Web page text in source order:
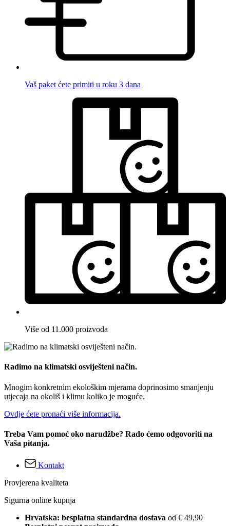
Vaš paket ćete primiti u roku 3 dana
Više od 11.000 proizvoda
Radimo na klimatski osviješteni način.
Mnogim konkretnim ekološkim mjerama doprinosimo smanjenju
utjecaja na okoliš i klimu koliko je moguće.
Ovdje ćete pronaći više informacija.
Treba Vam pomoć oko narudžbe? Rado ćemo odgovoriti na
Vaša pitanja.
Kontakt
Provjerena kvaliteta
Sigurna online kupnja
Hrvatska: besplatna standardna dostava od € 49,90